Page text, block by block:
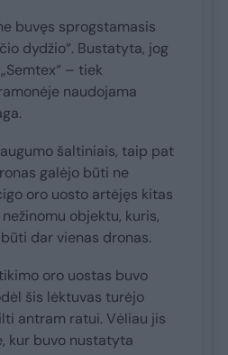
buvęs sprogstamasis
dydžio“. Bustatyta, jog
– tiek
naudojama
šaltiniais, taip pat
galėjo būti ne
oro uosto artėjęs kitas
objektu, kuris,
dar vienas dronas.
oro uostas buvo
šis lėktuvas turėjo
antram ratui. Vėliau jis
kur buvo nustatyta